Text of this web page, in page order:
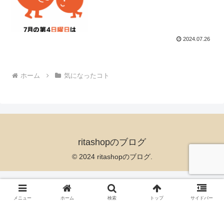
2024.07.26
ホーム 気になったコト
ritashopのブログ
© 2024 ritashopのブログ.
メニュー ホーム 検索 トップ サイドバー